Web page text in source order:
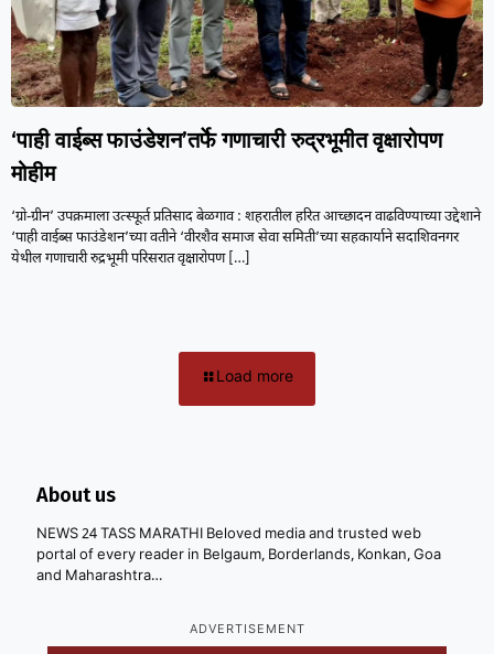
‘पाही वाईब्स फाउंडेशन’तर्फे गणाचारी रुद्रभूमीत वृक्षारोपण
मोहीम
‘ग्रो-ग्रीन’ उपक्रमाला उत्स्फूर्त प्रतिसाद बेळगाव : शहरातील हरित आच्छादन वाढविण्याच्या उद्देशाने
‘पाही वाईब्स फाउंडेशन’च्या वतीने ‘वीरशैव समाज सेवा समिती’च्या सहकार्याने सदाशिवनगर
येथील गणाचारी रुद्रभूमी परिसरात वृक्षारोपण[…]
Load more
About us
NEWS 24 TASS MARATHI Beloved media and trusted web
portal of every reader in Belgaum, Borderlands, Konkan, Goa
and Maharashtra…
ADVERTISEMENT